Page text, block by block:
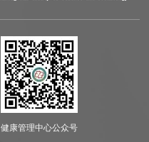
健康管理中心公众号